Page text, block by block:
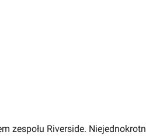
zespołu Riverside.